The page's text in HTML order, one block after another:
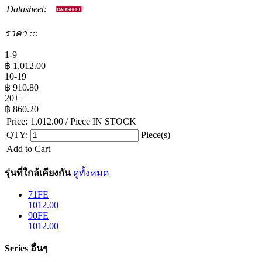
Datasheet:
ราคา :::
1-9
฿ 1,012.00
10-19
฿ 910.80
20++
฿ 860.20
Price: 1,012.00 / Piece IN STOCK
QTY:
Piece(s)
Add to Cart
รุ่นที่ใกล้เคียงกัน ดูทั้งหมด
71FE
1012.00
90FE
1012.00
Series อื่นๆ